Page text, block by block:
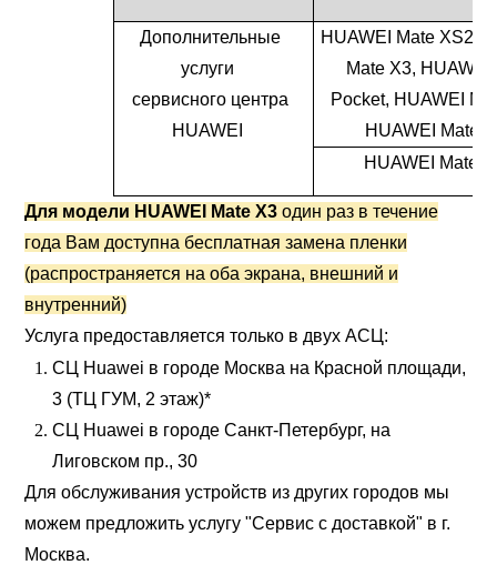
Дополнительные
услуги
сервисного центра
HUAWEI
HUAWEI Mate XS2,
Mate X3, HUAWEI
Pocket, HUAWEI
HUAWEI Mate
HUAWEI Mate
Для модели HUAWEI Mate X3 один раз в течение
года Вам доступна бесплатная замена пленки
(распространяется на оба экрана, внешний и
внутренний)
Услуга предоставляется только в двух АСЦ:
СЦ Huawei в городе Москва на Красной площади,
3 (ТЦ ГУМ, 2 этаж)*
СЦ Huawei в городе Санкт-Петербург, на
Лиговском пр., 30
Для обслуживания устройств из других городов мы
можем предложить услугу "Сервис с доставкой" в г.
Москва.